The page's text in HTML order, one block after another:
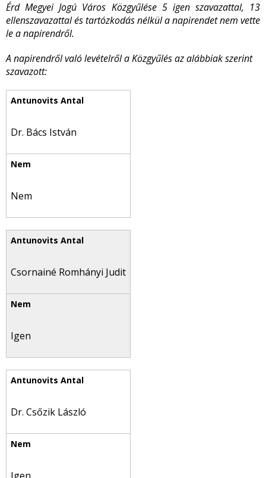
Érd Megyei Jogú Város Közgyűlése 5 igen szavazattal, 13
ellenszavazattal és tartózkodás nélkül a napirendet nem vette
le a napirendről.
A napirendről való levételről a Közgyűlés az alábbiak szerint
szavazott:
Dr. Bács István
Nem
Csornainé Romhányi Judit
Igen
Dr. Csőzik László